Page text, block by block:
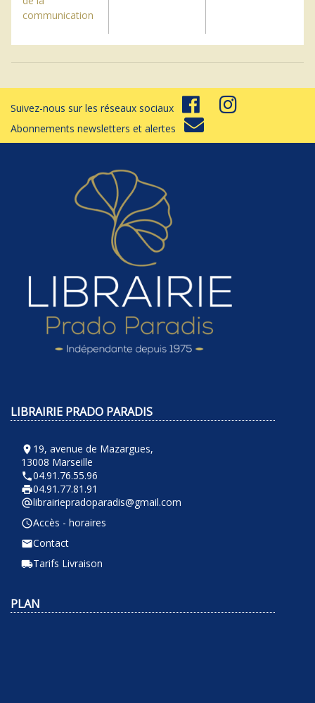
communication
Suivez-nous sur les réseaux sociaux
Abonnements newsletters et alertes
LIBRAIRIE PRADO PARADIS
room 19, avenue de Mazargues,
13008 Marseille
phone04.91.76.55.96
local_printshop04.91.77.81.91
alternate_emaillibrairiepradoparadis@gmail.com
query_builderAccès - horaires
emailContact
local_shippingTarifs Livraison
PLAN